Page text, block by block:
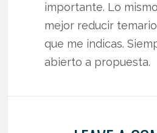
importante. Lo
mejor reducir
que me indicas.
abierto a propuesta.